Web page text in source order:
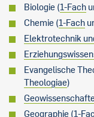
Biologie (1-Fach
Chemie (1-Fach
Elektrotechnik
Evangelische
Theologiae)
Geographie (1-